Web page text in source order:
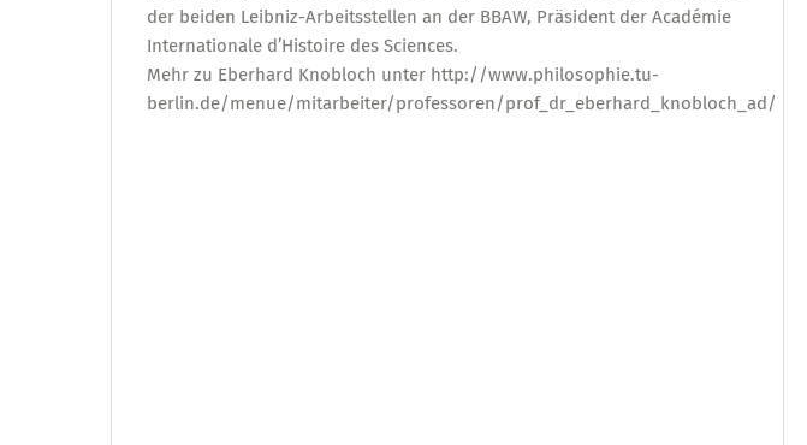
der beiden Leibniz-Arbeitsstellen an der BBAW, Präsident der Académie
Internationale d’Histoire des Sciences.
Mehr zu Eberhard Knobloch unter http://www.philosophie.tu-
berlin.de/menue/mitarbeiter/professoren/prof_dr_eberhard_knobloch_ad/